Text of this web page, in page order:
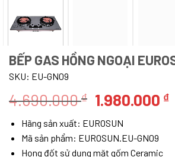
BẾP GAS HỒNG NGOẠI
SKU: EU-GN09
4.690.000₫ Giá
là:
4.690.000 ₫.
1.980.000 ₫
Hãng sản xuất: EUROSUN
Mã sản phẩm: EUROSUN.EU-GN09
Họng đốt sử dụng mặt gốm Ceramic